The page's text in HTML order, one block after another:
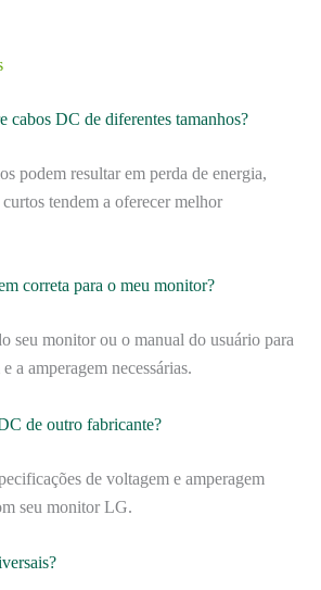
cabos DC de diferentes tamanhos?
podem resultar em perda de energia,
tendem a oferecer melhor
correta para o meu monitor?
seu monitor ou o manual do usuário para
a amperagem necessárias.
de outro fabricante?
de voltagem e amperagem
seu monitor LG.